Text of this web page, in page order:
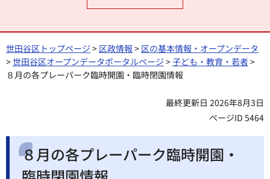
世田谷区トップページ > 区政情報 > 区の基本情報・オープンデータ
>世田谷区オープンデータポータルページ >子ども・教育・若者>
８月の各プレーパーク臨時開園・臨時閉園情報
最終更新日 2026年8月3日
ページID 5464
８月の各プレーパーク臨時開園・